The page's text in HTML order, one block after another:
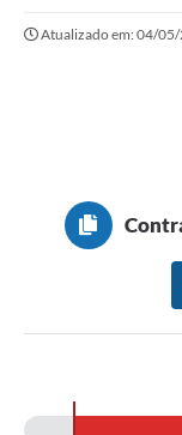
Portal da
Atualizado em: 04/